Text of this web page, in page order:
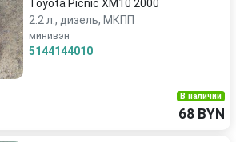
Toyota Picnic XM10 2000
2.2 л., дизель, МКПП
минивэн
5144144010
В наличии
68 BYN